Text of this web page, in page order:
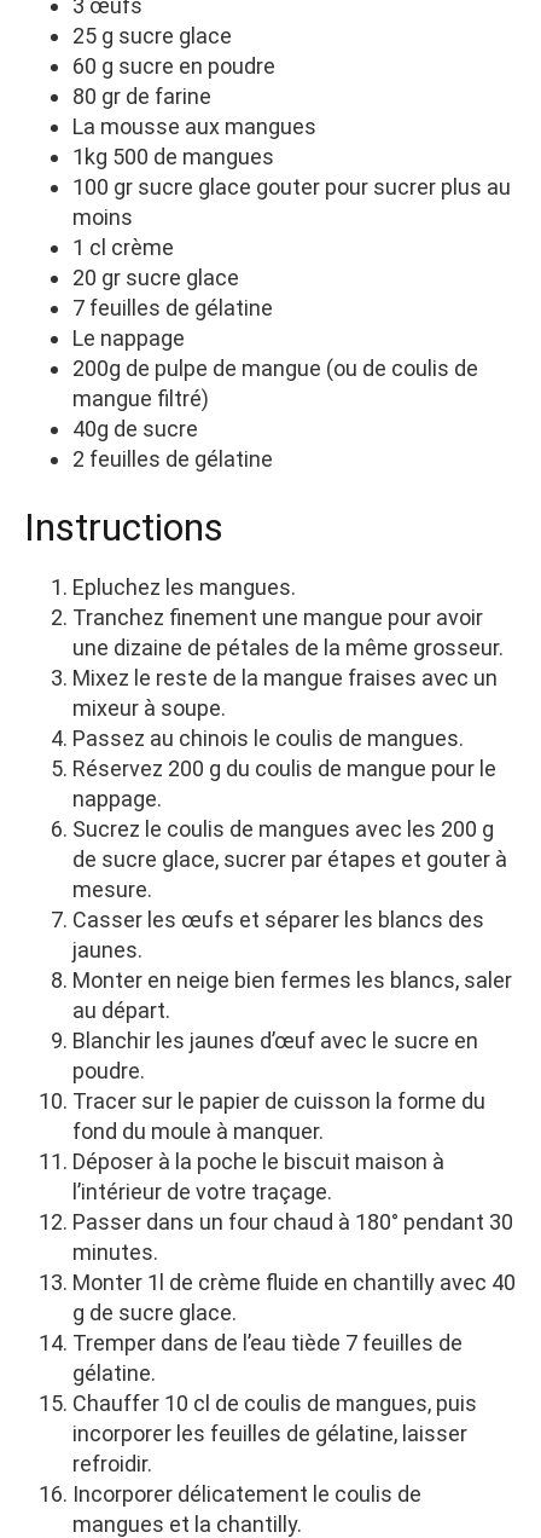
3 œufs
25 g sucre glace
60 g sucre en poudre
80 gr de farine
La mousse aux mangues
1kg 500 de mangues
100 gr sucre glace gouter pour sucrer plus au
moins
1 cl crème
20 gr sucre glace
7 feuilles de gélatine
Le nappage
200g de pulpe de mangue (ou de coulis de
mangue filtré)
40g de sucre
2 feuilles de gélatine
Instructions
Epluchez les mangues.
Tranchez finement une mangue pour avoir
une dizaine de pétales de la même grosseur.
Mixez le reste de la mangue fraises avec un
mixeur à soupe.
Passez au chinois le coulis de mangues.
Réservez 200 g du coulis de mangue pour le
nappage.
Sucrez le coulis de mangues avec les 200 g
de sucre glace, sucrer par étapes et gouter à
mesure.
Casser les œufs et séparer les blancs des
jaunes.
Monter en neige bien fermes les blancs, saler
au départ.
Blanchir les jaunes d’œuf avec le sucre en
poudre.
Tracer sur le papier de cuisson la forme du
fond du moule à manquer.
Déposer à la poche le biscuit maison à
l’intérieur de votre traçage.
Passer dans un four chaud à 180° pendant 30
minutes.
Monter 1l de crème fluide en chantilly avec 40
g de sucre glace.
Tremper dans de l’eau tiède 7 feuilles de
gélatine.
Chauffer 10 cl de coulis de mangues, puis
incorporer les feuilles de gélatine, laisser
refroidir.
Incorporer délicatement le coulis de
mangues et la chantilly.